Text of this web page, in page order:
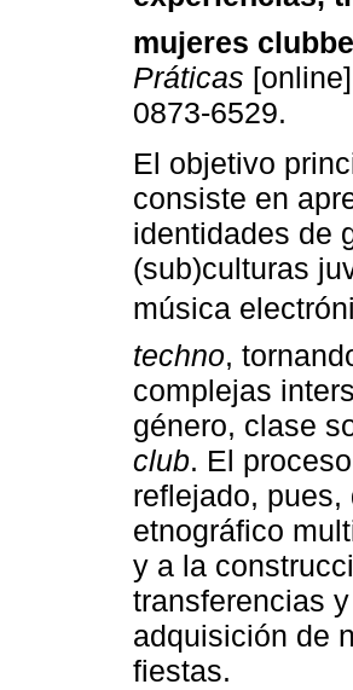
mujeres
Práticas
0873-6529.
El objetivo
consiste en
identidades de
(sub)culturas
música
techno,
complejas
género, clase
club. El
reflejado,
etnográfico
y a la
transferencias
adquisición de
fiestas.